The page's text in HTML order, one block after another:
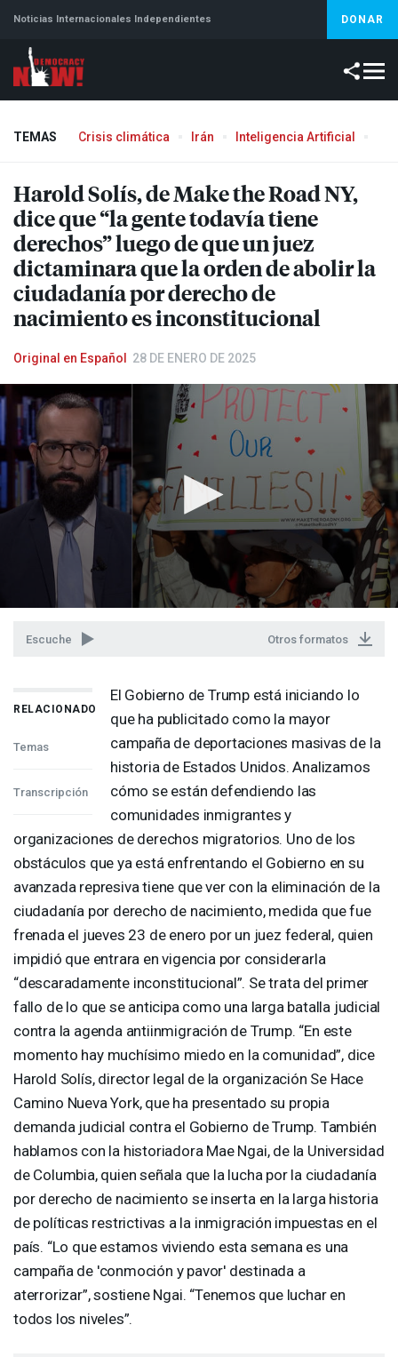
Noticias Internacionales Independientes DONAR
TEMAS Crisis climática Irán Inteligencia Artificial
Harold Solís, de Make the Road NY,
dice que “la gente todavía tiene
derechos” luego de que un juez
dictaminara que la orden de abolir la
ciudadanía por derecho de
nacimiento es inconstitucional
Original en Español 28 DE ENERO DE 2025
Escuche Otros formatos
RELACIONADO
Temas
Transcripción
El Gobierno de Trump está iniciando lo
que ha publicitado como la mayor
campaña de deportaciones masivas de la
historia de Estados Unidos. Analizamos
cómo se están defendiendo las
comunidades inmigrantes y
organizaciones de derechos migratorios. Uno de los
obstáculos que ya está enfrentando el Gobierno en su
avanzada represiva tiene que ver con la eliminación de la
ciudadanía por derecho de nacimiento, medida que fue
frenada el jueves 23 de enero por un juez federal, quien
impidió que entrara en vigencia por considerarla
“descaradamente inconstitucional”. Se trata del primer
fallo de lo que se anticipa como una larga batalla judicial
contra la agenda antiinmigración de Trump. “En este
momento hay muchísimo miedo en la comunidad”, dice
Harold Solís, director legal de la organización Se Hace
Camino Nueva York, que ha presentado su propia
demanda judicial contra el Gobierno de Trump. También
hablamos con la historiadora Mae Ngai, de la Universidad
de Columbia, quien señala que la lucha por la ciudadanía
por derecho de nacimiento se inserta en la larga historia
de políticas restrictivas a la inmigración impuestas en el
país. “Lo que estamos viviendo esta semana es una
campaña de 'conmoción y pavor' destinada a
aterrorizar”, sostiene Ngai. “Tenemos que luchar en
todos los niveles”.